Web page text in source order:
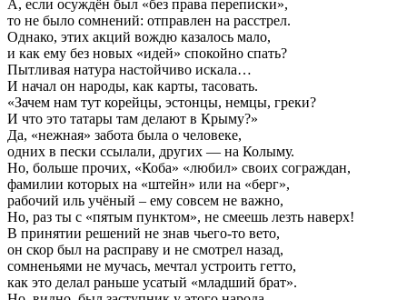
А, если осуждён был «без права переписки»,
то не было сомнений: отправлен на расстрел.
Однако, этих акций вождю казалось мало,
и как ему без новых «идей» спокойно спать?
Пытливая натура настойчиво искала…
И начал он народы, как карты, тасовать.
«Зачем нам тут корейцы, эстонцы, немцы, греки?
И что это татары там делают в Крыму?»
Да, «нежная» забота была о человеке,
одних в пески ссылали, других — на Колыму.
Но, больше прочих, «Коба» «любил» своих сограждан,
фамилии которых на «штейн» или на «берг»,
рабочий иль учёный – ему совсем не важно,
Но, раз ты с «пятым пунктом», не смеешь лезть наверх!
В принятии решений не знав чьего-то вето,
он скор был на расправу и не смотрел назад,
сомненьями не мучась, мечтал устроить гетто,
как это делал раньше усатый «младший брат».